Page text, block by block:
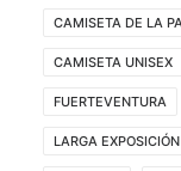
CAMISETA DE LA
CAMISETA UNISEX
FUERTEVENTURA
LARGA EXPOSICIÓN